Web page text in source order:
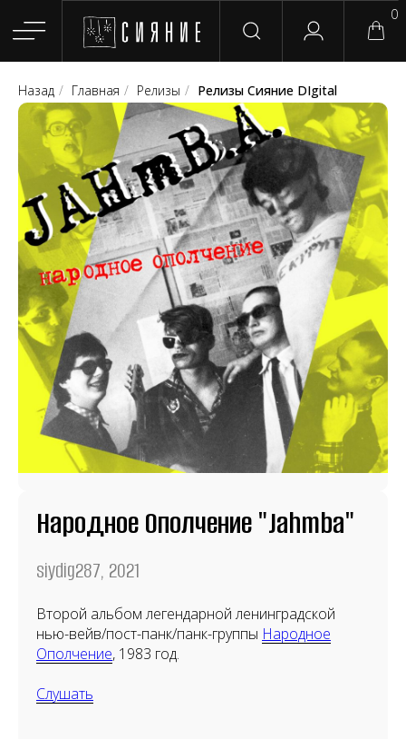
Главная Магазин Группы Релизы Плейлисты
Сотрудничество Для покупателей English
Назад / Главная / Релизы / Релизы Сияние DIgital
Народное Ополчение "Jahmba"
siydig287, 2021
Второй альбом легендарной ленинградской
нью-вейв/пост-панк/панк-группы Народное
Ополчение, 1983 год.
Слушать